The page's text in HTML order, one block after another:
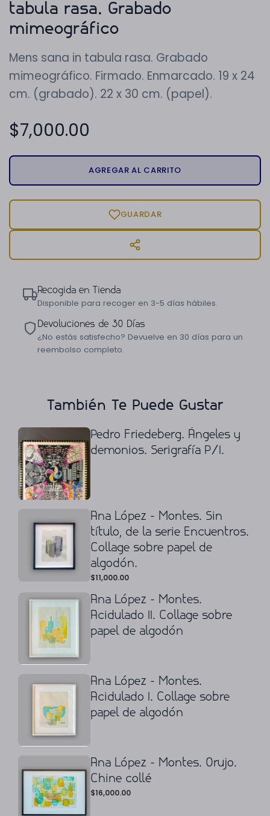
tabula rasa. Grabado
mimeográfico
Mens sana in tabula rasa. Grabado
mimeográfico. Firmado. Enmarcado. 19 x 24
cm. (grabado). 22 x 30 cm. (papel).
$7,000.00
AGREGAR AL CARRITO
GUARDAR
Recogida en Tienda
Disponible para recoger en 3-5 días hábiles.
Devoluciones de 30 Días
¿No estás satisfecho? Devuelve en 30 días para un
reembolso completo.
También Te Puede Gustar
Pedro Friedeberg. Ángeles y
demonios. Serigrafía P/I.
Ana López - Montes. Sin
título, de la serie Encuentros.
Collage sobre papel de
algodón.
$11,000.00
Ana López - Montes.
Acidulado II. Collage sobre
papel de algodón
Ana López - Montes.
Acidulado I. Collage sobre
papel de algodón
Ana López - Montes. Orujo.
Chine collé
$16,000.00